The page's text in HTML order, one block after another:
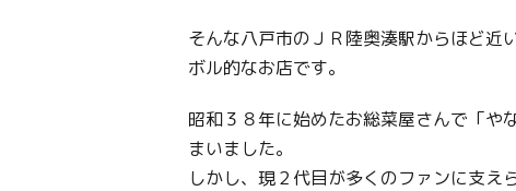
そんな八戸市のＪＲ陸奥湊駅からほど近
ボル的なお店です。
昭和３８年に始めたお総菜屋さんで「や
まいました。
しかし、現２代目が多くのファンに支え